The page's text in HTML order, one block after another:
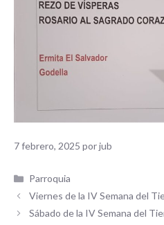
7 febrero, 2025 porjub
Categorías
Parroquia
Viernes de la IV Semana del
Sábado de la IV Semana del